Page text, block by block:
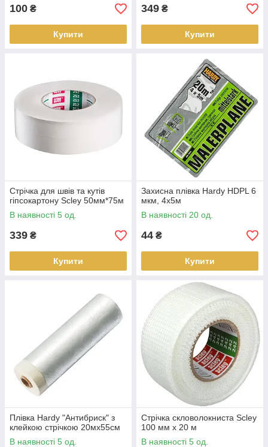
100 ₴
Купити
349 ₴
Купити
Стрічка для швів та кутів
гіпсокартону Scley 50мм*75м
В наявності 5 од.
339 ₴
Купити
Захисна плівка Hardy HDPL 6
мкм, 4х5м
В наявності 20 од.
44 ₴
Купити
Плівка Hardy "Антибриск" з
клейкою стрічкою 20мх55см
В наявності 5 од.
Стрічка скловолокниста Scley
100 мм x 20 м
В наявності 5 од.